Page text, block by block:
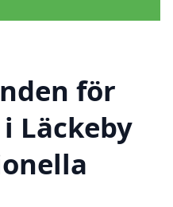
för
Läckeby